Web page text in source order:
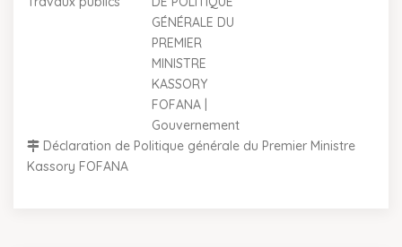
GÉNÉRALE DU
PREMIER
MINISTRE
KASSORY
FOFANA |
Gouvernement
Déclaration de Politique générale du Premier Ministre
Kassory FOFANA